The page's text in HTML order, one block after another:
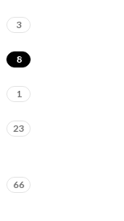
3
8
1
23
66